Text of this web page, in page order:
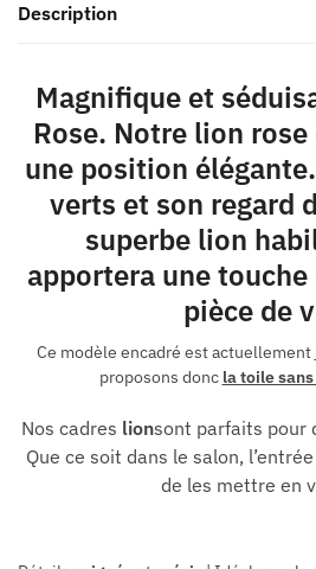
Description
Magnifique et
Rose. Notre lion
une position
verts et son regard
superbe lion
apportera une
pièce de
Ce modèle encadré est actuellement
proposons donc la toile
Nos cadres lionsont parfaits pour
Que ce soit dans le salon,
de les mettre en